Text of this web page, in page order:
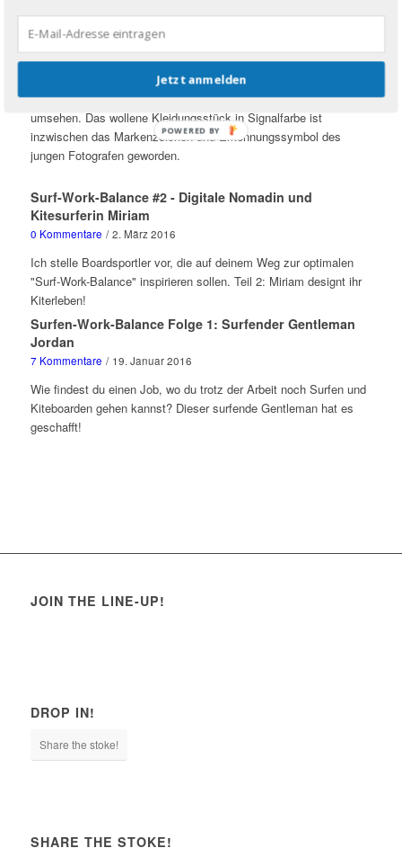
Surf-Work-Balance #3 – Surfer and Waterman Dan
Petermann
Wer Dan sucht, muss sich am Strand nur nach der roten Mütze
umsehen. Das wollene Kleidungsstück in Signalfarbe ist
inzwischen das Markenzeichen und Erkennungssymbol des
jungen Fotografen geworden.
Surf-Work-Balance #2 - Digitale Nomadin und
Kitesurferin Miriam
0 Kommentare / 2. März 2016
Ich stelle Boardsportler vor, die auf deinem Weg zur optimalen
"Surf-Work-Balance" inspirieren sollen. Teil 2: Miriam designt ihr
Kiterleben!
Surfen-Work-Balance Folge 1: Surfender Gentleman
Jordan
7 Kommentare / 19. Januar 2016
Wie findest du einen Job, wo du trotz der Arbeit noch Surfen und
Kiteboarden gehen kannst? Dieser surfende Gentleman hat es
geschafft!
JOIN THE LINE-UP!
DROP IN!
Share the stoke!
SHARE THE STOKE!
Jetzt anmelden
POWERED BY